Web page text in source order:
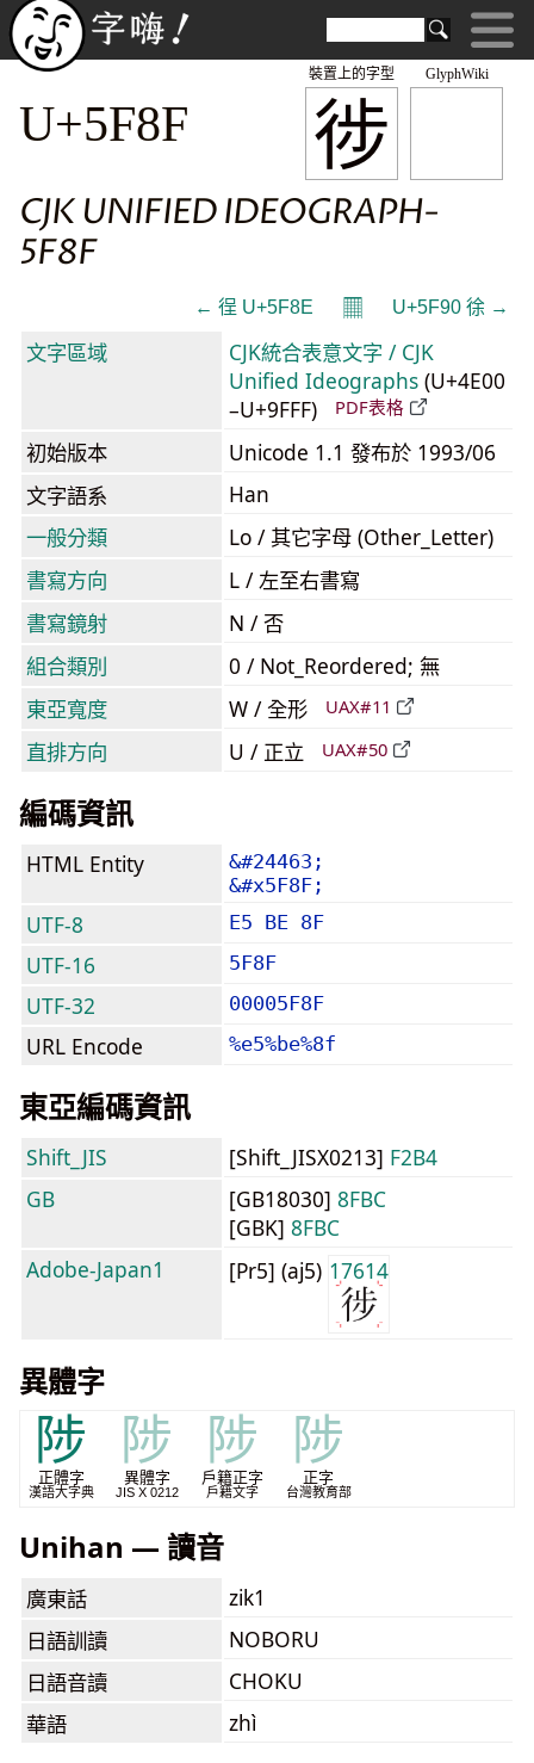
GlyphWiki
徏
裝置上的字型
U+5F8F
CJK UNIFIED IDEOGRAPH-
5F8F
← 徎 U+5F8E 𝄜 U+5F90 徐 →
文字區域
CJK統合表意文字 / CJK
Unified Ideographs (U+4E00
–U+9FFF)
PDF表格
初始版本
Unicode 1.1 發布於 1993/06
文字語系
Han
一般分類
Lo / 其它字母 (Other_Letter)
書寫方向
L / 左至右書寫
書寫鏡射
N / 否
組合類別
0 / Not_Reordered; 無
東亞寬度
W / 全形 UAX#11
直排方向 U / 正立 UAX#50
編碼資訊
HTML Entity
&#24463;
&#x5F8F;
UTF-8 E5 BE 8F
UTF-16 5F8F
UTF-32 00005F8F
URL Encode %e5%be%8f
東亞編碼資訊
Shift_JIS [Shift_JISX0213] F2B4
GB
[GB18030] 8FBC
[GBK] 8FBC
Adobe-Japan1
[Pr5] (aj5) 17614
異體字
陟
正體字
漢語大字典
陟
異體字
JIS X 0212
陟
戶籍正字
戶籍文字
陟
正字
台灣教育部
Unihan — 讀音
廣東話
zik1
日語訓讀
NOBORU
日語音讀
CHOKU
華語
zhì